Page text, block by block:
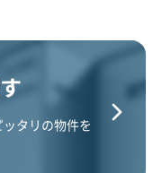
タリの物件を